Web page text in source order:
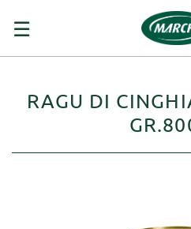
navigazione
☰
RAGU DI